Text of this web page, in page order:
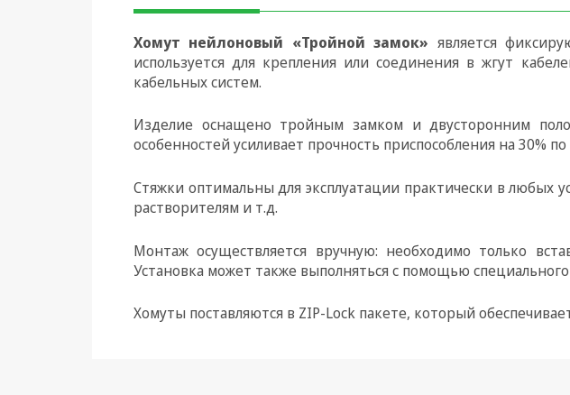
Электрика
Товары для дома и Бытовая
техника
Компьютерные
Хомут нейлоновый «Тройной замок» является
используется для крепления или соединения в жгут
кабельных систем.
Изделие оснащено тройным замком и двусторонним
особенностей усиливает прочность приспособления на 30%
Стяжки оптимальны для эксплуатации практически в любых
растворителям и т.д.
Монтаж осуществляется вручную: необходимо только
Установка может также выполняться с помощью
Хомуты поставляются в ZIP-Lock пакете, который